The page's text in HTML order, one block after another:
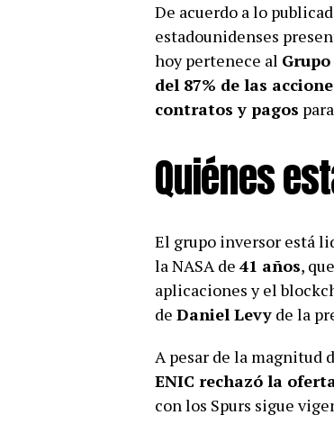
De acuerdo a lo
estadounidenses
hoy pertenece al Grupo
del 87% de las
contratos y pagos
Quiénes
El grupo inversor está
la NASA de 41 años,
aplicaciones y el
de Daniel Levy de la
A pesar de la magnitud
ENIC rechazó la
con los Spurs sigue